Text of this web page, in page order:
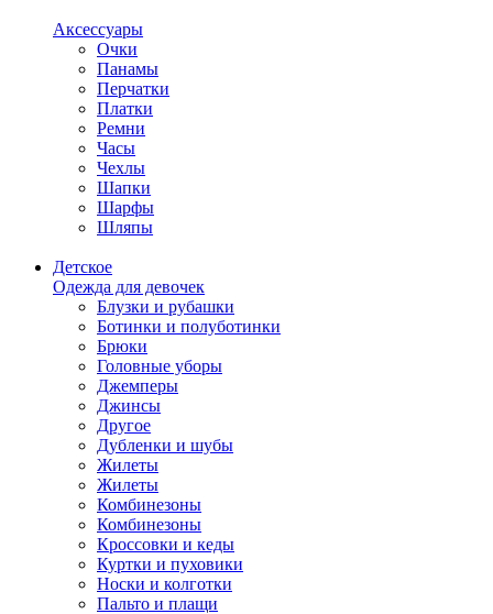
Аксессуары
Очки
Панамы
Перчатки
Платки
Ремни
Часы
Чехлы
Шапки
Шарфы
Шляпы
Детское
Одежда для девочек
Блузки и рубашки
Ботинки и полуботинки
Брюки
Головные уборы
Джемперы
Джинсы
Другое
Дубленки и шубы
Жилеты
Жилеты
Комбинезоны
Комбинезоны
Кроссовки и кеды
Куртки и пуховики
Носки и колготки
Пальто и плащи